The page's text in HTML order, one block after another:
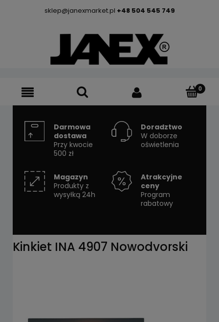
sklep@janexmarket.pl +48 504 545 749
Darmowa
dostawa
Przy kwocie
500 zł
Doradztwo
W doborze
oświetlenia
Magazyn
Produkty z
wysyłką 24h
Atrakcyjne
ceny
Program
rabatowy
Kinkiet INA 4907 Nowodvorski